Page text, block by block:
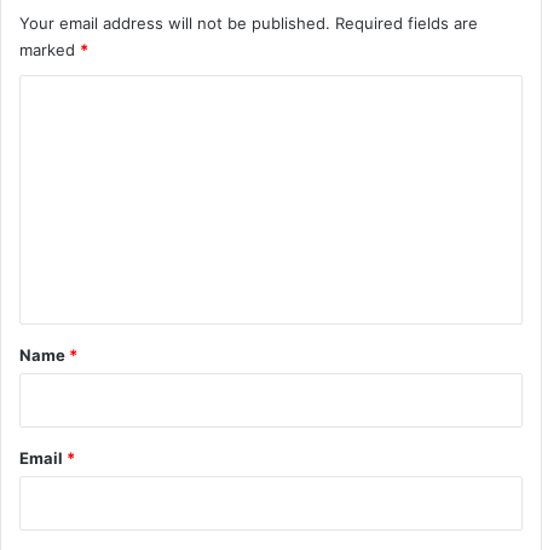
Your email address will not be published. Required fields are
marked *
*
Name *
Email *